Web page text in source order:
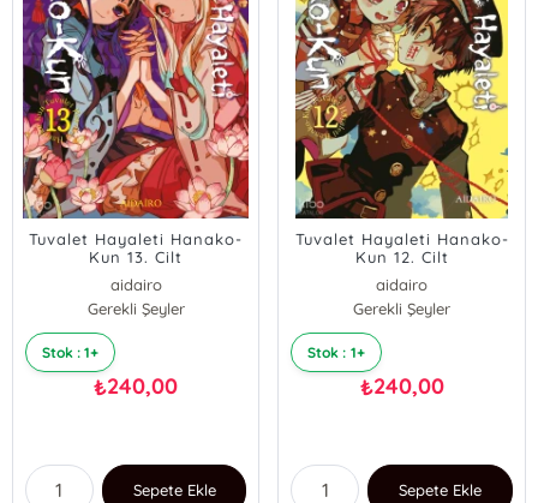
Tuvalet Hayaleti Hanako-
Kun 13. Cilt
aidairo
Gerekli Şeyler
Stok : 1+
₺240,00
Sepete Ekle
Tuvalet Hayaleti Hanako-
Kun 12. Cilt
aidairo
Gerekli Şeyler
Stok : 1+
₺240,00
Sepete Ekle